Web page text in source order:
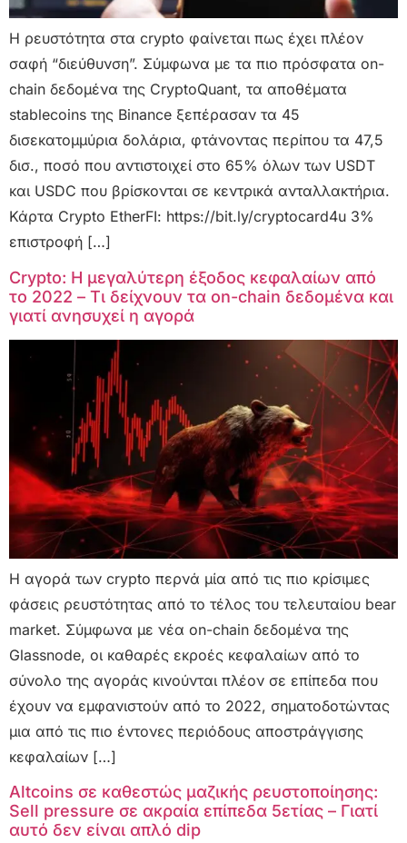
Η ρευστότητα στα crypto φαίνεται πως έχει πλέον
σαφή “διεύθυνση”. Σύμφωνα με τα πιο πρόσφατα on-
chain δεδομένα της CryptoQuant, τα αποθέματα
stablecoins της Binance ξεπέρασαν τα 45
δισεκατομμύρια δολάρια, φτάνοντας περίπου τα 47,5
δισ., ποσό που αντιστοιχεί στο 65% όλων των USDT
και USDC που βρίσκονται σε κεντρικά ανταλλακτήρια.
Κάρτα Crypto EtherFI: https://bit.ly/cryptocard4u 3%
επιστροφή […]
Crypto: Η μεγαλύτερη έξοδος κεφαλαίων από
το 2022 – Τι δείχνουν τα on-chain δεδομένα και
γιατί ανησυχεί η αγορά
Η αγορά των crypto περνά μία από τις πιο κρίσιμες
φάσεις ρευστότητας από το τέλος του τελευταίου bear
market. Σύμφωνα με νέα on-chain δεδομένα της
Glassnode, οι καθαρές εκροές κεφαλαίων από το
σύνολο της αγοράς κινούνται πλέον σε επίπεδα που
έχουν να εμφανιστούν από το 2022, σηματοδοτώντας
μια από τις πιο έντονες περιόδους αποστράγγισης
κεφαλαίων […]
Altcoins σε καθεστώς μαζικής ρευστοποίησης:
Sell pressure σε ακραία επίπεδα 5ετίας – Γιατί
αυτό δεν είναι απλό dip